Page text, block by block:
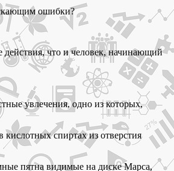
ошибки?
что и человек, начинающий
увлечения, одно из которых,
спиртах из отверстия
пятна видимые на диске Марса,